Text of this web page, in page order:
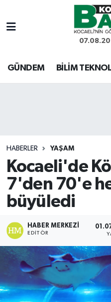
GÜNDEM BİLİM
HABERLER YAŞAM
Kocaeli'de
7'den 70'e
büyüledi
HABER MERKEZI
EDITÖR
Kocaeli Nöbetçi
Kocaeli Hava Durumu
Son Dakika Haberleri
Haber Arşivi